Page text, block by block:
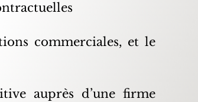
commerciales, et le
auprès d’une firme